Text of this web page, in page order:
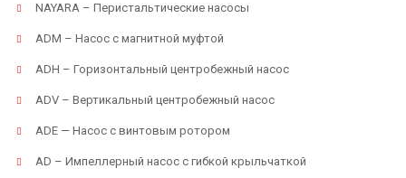
NAYARA – Перистальтические насосы
ADM – Насос с магнитной муфтой
ADH – Горизонтальный центробежный насос
ADV – Вертикальный центробежный насос
ADE — Насос с винтовым ротором
AD – Импеллерный насос с гибкой крыльчаткой